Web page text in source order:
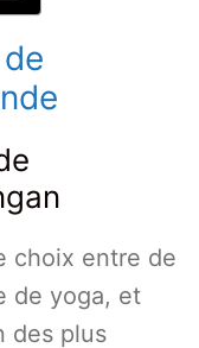
choix entre de
de yoga, et
des plus